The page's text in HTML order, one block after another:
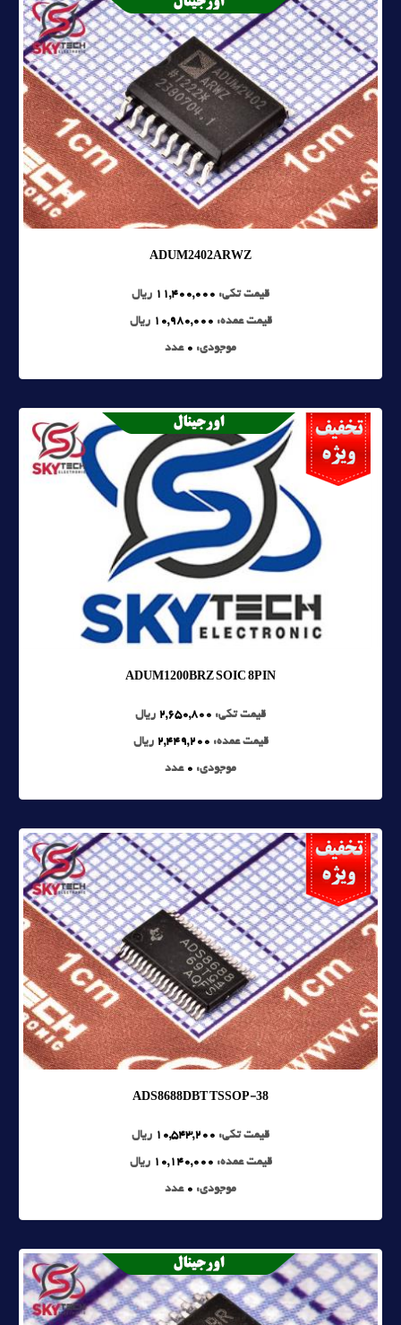
ADUM2402ARWZ
قیمت تکی: 11,400,000 ریال
قیمت عمده: 10,980,000 ریال
موجودی: 0 عدد
ADUM1200BRZ SOIC 8PIN
قیمت تکی: 2,650,800 ریال
قیمت عمده: 2,449,200 ریال
موجودی: 0 عدد
ADS8688DBT TSSOP-38
قیمت تکی: 10,543,200 ریال
قیمت عمده: 10,140,000 ریال
موجودی: 0 عدد